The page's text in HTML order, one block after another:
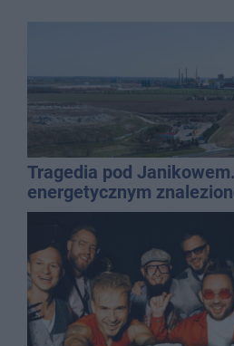
Tragedia pod
energetycznym
mężczyzny